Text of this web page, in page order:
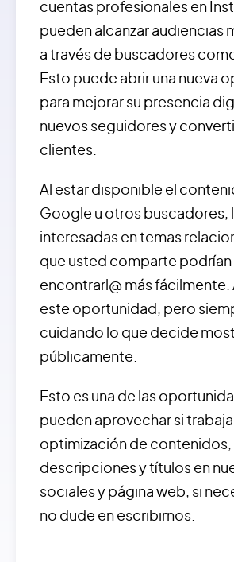
cuentas profesionales en
pueden alcanzar audiencias
a través de buscadores
Esto puede abrir una nueva
para mejorar su presencia
nuevos seguidores y
clientes.
Al estar disponible el
Google u otros buscadores,
interesadas en temas
que usted comparte podrían
encontrarl@ más
este oportunidad, pero
cuidando lo que decide
públicamente.
Esto es una de las
pueden aprovechar si
optimización de contenidos,
descripciones y títulos en
sociales y página web, si
no dude en escribirnos.